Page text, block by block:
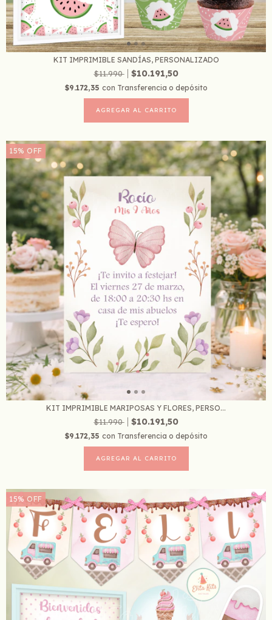
KIT IMPRIMIBLE SANDÍAS, PERSONALIZADO
$11.990
$10.191,50
$9.172,35 con Transferencia o depósito
15% OFF
KIT IMPRIMIBLE MARIPOSAS Y FLORES, PERSO...
$11.990
$10.191,50
$9.172,35 con Transferencia o depósito
15% OFF